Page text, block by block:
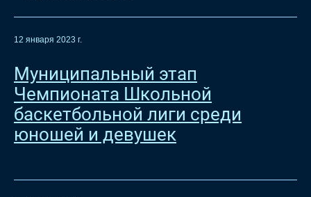
12 января 2023 г.
Муниципальный этап
Чемпионата Школьной
баскетбольной лиги среди
юношей и девушек